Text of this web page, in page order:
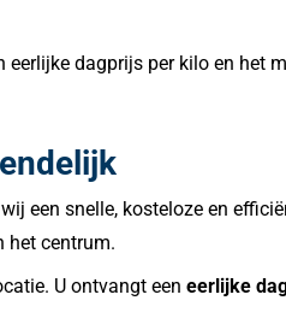
dagprijs per kilo en het
een snelle, kosteloze en
het centrum.
U ontvangt een eerlijke